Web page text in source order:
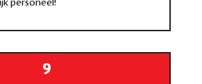
personeel!
9